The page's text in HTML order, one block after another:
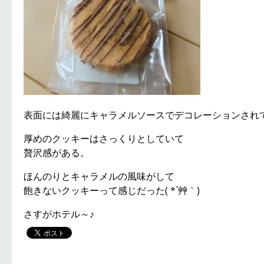
表面には綺麗にキャラメルソースでデコレーションされ
厚めのクッキーはさっくりとしていて
贅沢感がある。
ほんのりとキャラメルの風味がして
飽きないクッキーって感じだった( *´艸｀)
さすがホテル～♪